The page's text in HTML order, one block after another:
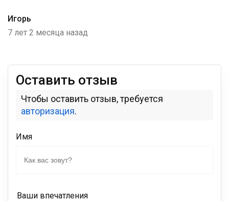
Игорь
7 лет 2 месяца назад
Оставить отзыв
Чтобы оставить отзыв, требуется
авторизация.
Имя
Ваши впечатления